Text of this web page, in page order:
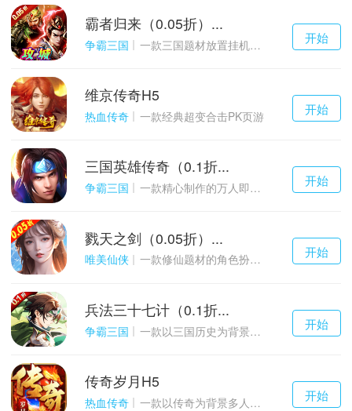
千百度h5
游戏
开始
霸者归来（0.05折）...
争霸三国 一款三国题材放置挂机与战争策略结合的游戏
千百度h5
游戏
开始
维京传奇H5
热血传奇 一款经典超变合击PK页游
千百度h5
游戏
开始
三国英雄传奇（0.1折...
争霸三国 一款精心制作的万人即时战斗SLG三国手游
千百度h5
游戏
开始
戮天之剑（0.05折）...
唯美仙侠 一款修仙题材的角色扮演养成手游
千百度h5
游戏
开始
兵法三十七计（0.1折...
争霸三国 一款以三国历史为背景的卡牌策略游戏
千百度h5
游戏
开始
传奇岁月H5
热血传奇 一款以传奇为背景多人在线的ARPG大作